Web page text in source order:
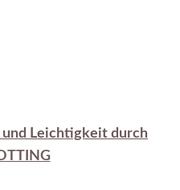
und Leichtigkeit durch